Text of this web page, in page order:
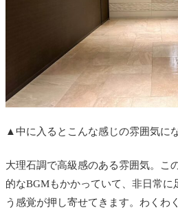
▲中に入るとこんな感じの雰囲気に
大理石調で高級感のある雰囲気。こ
的なBGMもかかっていて、非日常
う感覚が押し寄せてきます。わくわく